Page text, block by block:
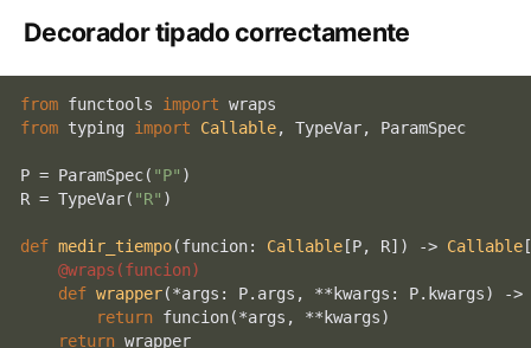
Decorador tipado correctamente
from functools import
from typing import Callable, TypeVar, ParamSpec
P = ParamSpec( "P" )
R = TypeVar( "R" )
def medir_tiempo(funcion: Callable [P, R] ) -> Callable
    @wraps(
funcion)
def wrapper(*args: P.args, **kwargs: P.kwargs) ->
return funcion(*args, **kwargs)
return